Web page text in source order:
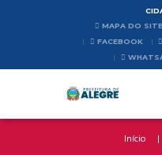
MAPA DO SITE
FACEBOOK
Início